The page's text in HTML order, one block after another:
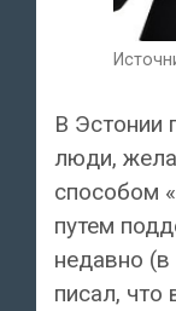
В Эстонии
люди,
способом
путем
недавно
писал, что